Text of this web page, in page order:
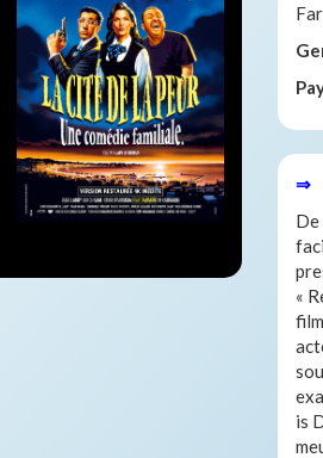
⇒
De
«
is